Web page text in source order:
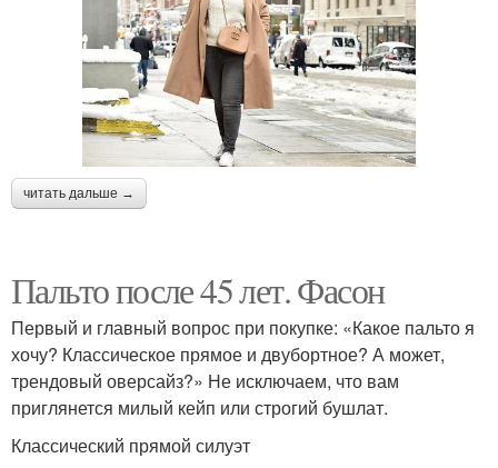
читать дальше →
Пальто после 45 лет. Фасон
Первый и главный вопрос при покупке: «Какое пальто я
хочу? Классическое прямое и двубортное? А может,
трендовый оверсайз?» Не исключаем, что вам
приглянется милый кейп или строгий бушлат.
Классический прямой силуэт